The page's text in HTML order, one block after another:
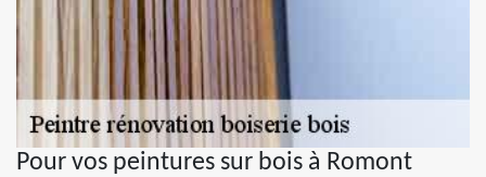
Pour vos peintures sur bois à Romont